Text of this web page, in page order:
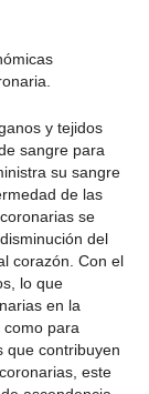
y tejidos
sangre para
su sangre
de las
se
del
corazón. Con el
lo que
en la
como para
que contribuyen
este